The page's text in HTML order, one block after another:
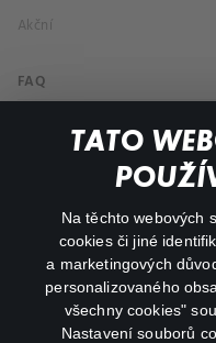
TATO
Na těchto webových
cookies či jiné
a marketingových
personalizovaného
všechny cookies"
Nastavení souborů
Akční
FAQ
Můj účet
Důležité odkazy
facebook